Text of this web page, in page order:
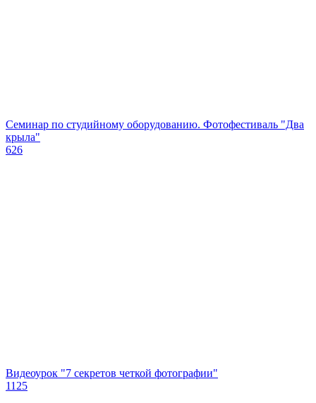
Семинар по студийному оборудованию. Фотофестиваль "Два
крыла"
626
Видеоурок "7 секретов четкой фотографии"
1125